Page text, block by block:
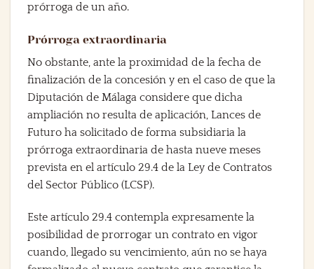
prórroga de un año.
Prórroga extraordinaria
No obstante, ante la proximidad de la fecha de
finalización de la concesión y en el caso de que la
Diputación de Málaga considere que dicha
ampliación no resulta de aplicación, Lances de
Futuro ha solicitado de forma subsidiaria la
prórroga extraordinaria de hasta nueve meses
prevista en el artículo 29.4 de la Ley de Contratos
del Sector Público (LCSP).
Este artículo 29.4 contempla expresamente la
posibilidad de prorrogar un contrato en vigor
cuando, llegado su vencimiento, aún no se haya